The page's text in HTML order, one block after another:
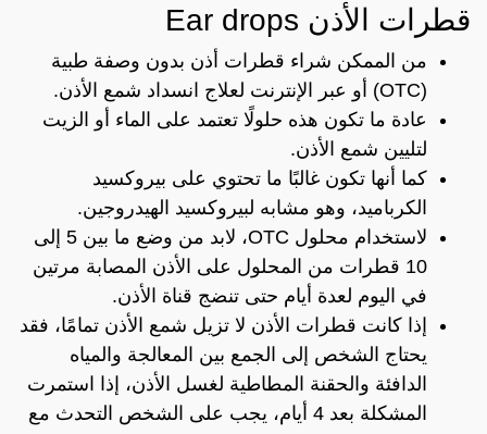
قطرات الأذن Ear drops
من الممكن شراء قطرات أذن بدون وصفة طبية
(OTC) أو عبر الإنترنت لعلاج انسداد شمع الأذن.
عادة ما تكون هذه حلولًا تعتمد على الماء أو الزيت
لتليين شمع الأذن.
كما أنها تكون غالبًا ما تحتوي على بيروكسيد
الكرباميد، وهو مشابه لبيروكسيد الهيدروجين.
لاستخدام محلول OTC، لابد من وضع ما بين 5 إلى
10 قطرات من المحلول على الأذن المصابة مرتين
في اليوم لعدة أيام حتى تنضج قناة الأذن.
إذا كانت قطرات الأذن لا تزيل شمع الأذن تمامًا، فقد
يحتاج الشخص إلى الجمع بين المعالجة والمياه
الدافئة والحقنة المطاطية لغسل الأذن، إذا استمرت
المشكلة بعد 4 أيام، يجب على الشخص التحدث مع